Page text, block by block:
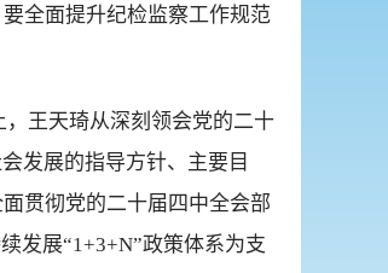
全面提升纪检监察工作规范
王天琦从深刻领会党的二十
发展的指导方针、主要目
贯彻党的二十届四中全会部
发展“1+3+N”政策体系为支